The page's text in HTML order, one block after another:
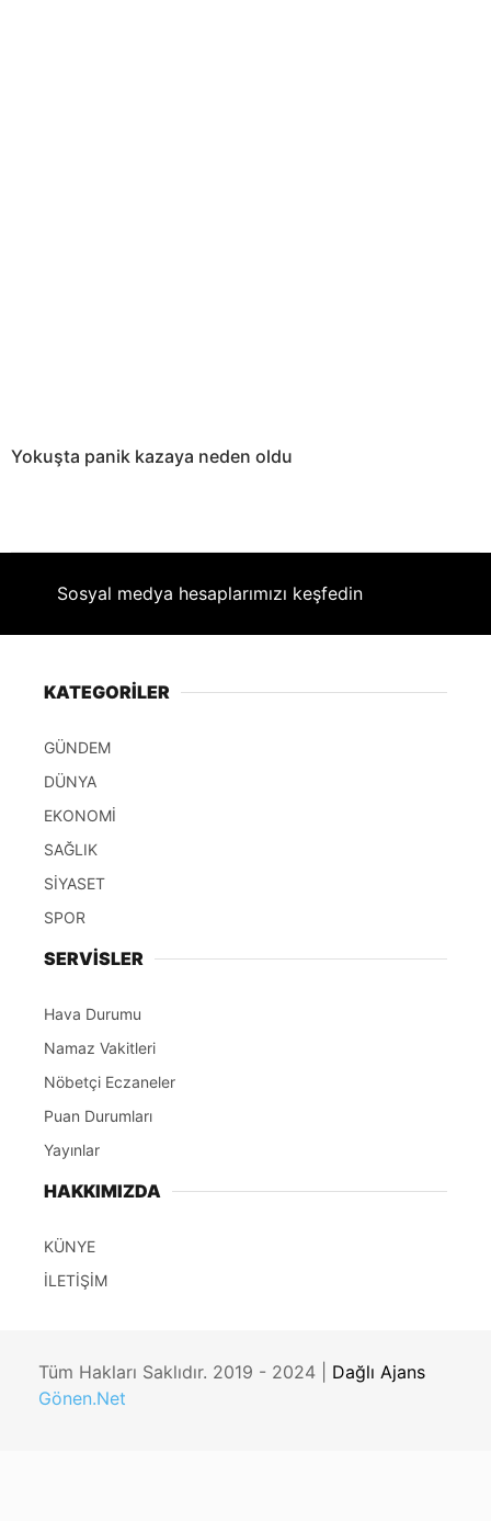
Yokuşta panik kazaya neden oldu
Sosyal medya hesaplarımızı keşfedin
KATEGORİLER
GÜNDEM
DÜNYA
EKONOMİ
SAĞLIK
SİYASET
SPOR
SERVİSLER
Hava Durumu
Namaz Vakitleri
Nöbetçi Eczaneler
Puan Durumları
Yayınlar
HAKKIMIZDA
KÜNYE
İLETİŞİM
Tüm Hakları Saklıdır. 2019 - 2024 | Dağlı Ajans
Gönen.Net